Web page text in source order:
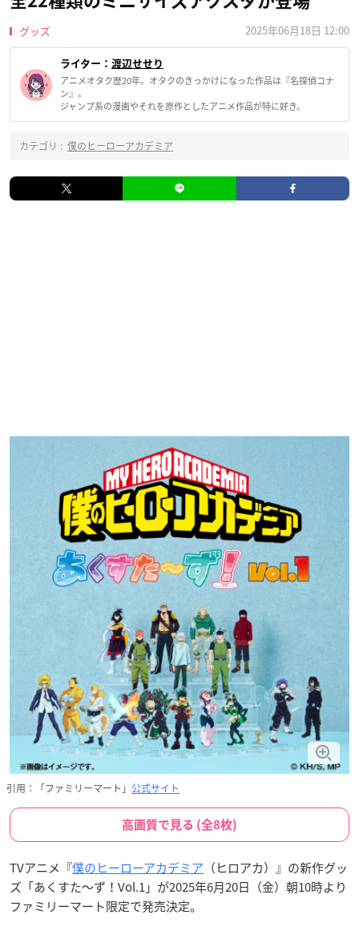
グッズ 2025年06月18日 12:00
ライター： 渡辺せせり
アニメオタク歴20年。オタクのきっかけになった作品は『名探偵コナ
ン』。
ジャンプ系の漫画やそれを原作としたアニメ作品が特に好き。
カテゴリ : 僕のヒーローアカデミア
引用：「ファミリーマート」 公式サイト
高画質で見る (全8枚)
TVアニメ『僕のヒーローアカデミア （ヒロアカ）』の新作グッ
ズ「あくすた～ず！Vol.1」が2025年6月20日（金）朝10時より
ファミリーマート限定で発売決定。